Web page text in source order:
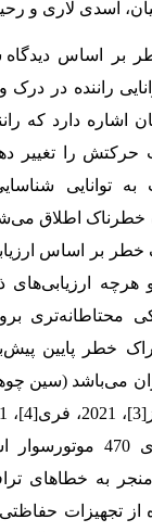
، اسدی لاری و
بر اساس
راننده در
اشاره دارد که
را تغییر
به توانایی
خطرناک اطلاق
خطر بر اساس
ارزیابی‌های
محتاطانه‌تری
ادراک خطر
می‌باشد (سین
[3]، 2021، فری [4]
در پژوهشی برروی 470
منجر به خطاهای
از تجهیزات